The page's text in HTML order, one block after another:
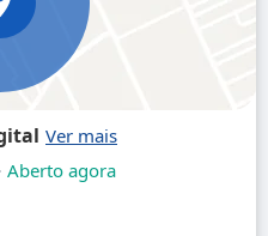
Aberto agora